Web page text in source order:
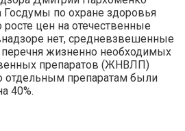
Госдумы по охране здоровья
цен на отечественные
нет, средневзвешенные
жизненно необходимых
препаратов (ЖНВЛП)
отдельным препаратам были
40%.